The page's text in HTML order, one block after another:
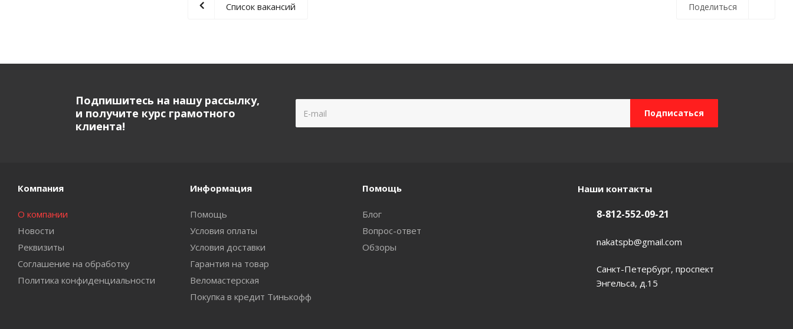
Поделиться
Список вакансий
Подпишитесь на нашу рассылку,
и получите курс грамотного
клиента!
Компания
О компании
Новости
Реквизиты
Соглашение на обработку
Политика конфиденциальности
Информация
Помощь
Условия оплаты
Условия доставки
Гарантия на товар
Веломастерская
Покупка в кредит Тинькофф
Помощь
Блог
Вопрос-ответ
Обзоры
Наши контакты
8-812-552-09-21
nakatspb@gmail.com
Санкт-Петербург, проспект
Энгельса, д.15